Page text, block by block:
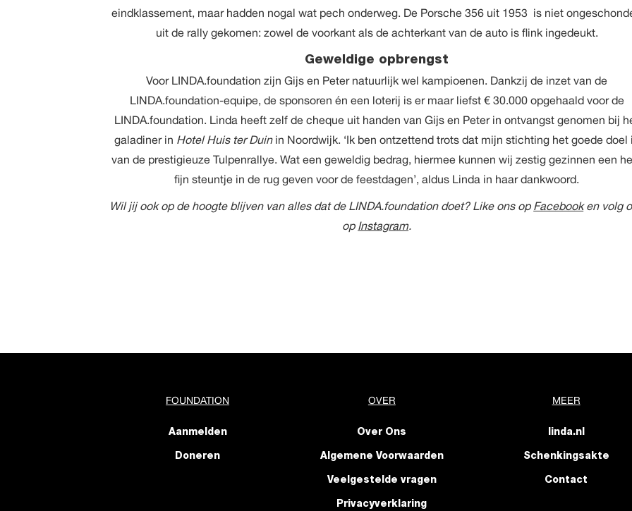
eindklassement, maar hadden nogal wat pech onderweg. De Porsche 356 uit 1953 is niet
uit de rally gekomen: zowel de voorkant als de achterkant van de auto is flink ingedeukt.
Geweldige opbrengst
Voor LINDA.foundation zijn Gijs en Peter natuurlijk wel kampioenen. Dankzij de inzet van de
LINDA.foundation-equipe, de sponsoren én een loterij is er maar liefst € 30.000 opgehaald voor de
LINDA.foundation. Linda heeft zelf de cheque uit handen van Gijs en Peter in ontvangst genomen bij
galadiner in Hotel Huis ter Duinin Noordwijk. ‘Ik ben ontzettend trots dat mijn stichting het goede doel
van de prestigieuze Tulpenrallye. Wat een geweldig bedrag, hiermee kunnen wij zestig gezinnen een
fijn steuntje in de rug geven voor de feestdagen’, aldus Linda in haar dankwoord.
Wil jij ook op de hoogte blijven van alles dat de LINDA.foundation doet? Like ons op Facebooken volg
op Instagram.
FOUNDATION
Aanmelden
Doneren
OVER
Over Ons
Algemene Voorwaarden
Veelgestelde vragen
Privacyverklaring
MEER
linda.nl
Schenkingsakte
Contact